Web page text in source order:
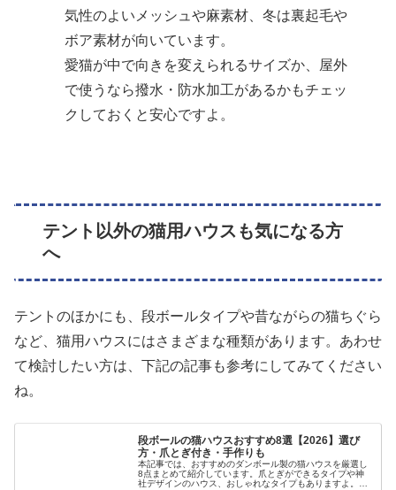
気性のよいメッシュや麻素材、冬は裏起毛や
ボア素材が向いています。
愛猫が中で向きを変えられるサイズか、屋外
で使うなら撥水・防水加工があるかもチェッ
クしておくと安心ですよ。
テント以外の猫用ハウスも気になる方
へ
テントのほかにも、段ボールタイプや昔ながらの猫ちぐら
など、猫用ハウスにはさまざまな種類があります。あわせ
て検討したい方は、下記の記事も参考にしてみてください
ね。
段ボールの猫ハウスおすすめ8選【2026】選び
方・爪とぎ付き・手作りも
本記事では、おすすめのダンボール製の猫ハウスを厳選し
8点まとめて紹介しています。爪とぎができるタイプや神
社デザインのハウス、おしゃれなタイプもありますよ。ダ